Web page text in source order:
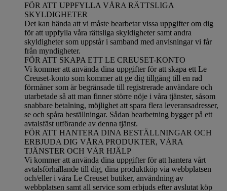
FÖR ATT UPPFYLLA VÅRA RÄTTSLIGA
SKYLDIGHETER
Det kan hända att vi måste bearbetar vissa uppgifter om dig
för att uppfylla våra rättsliga skyldigheter samt andra
skyldigheter som uppstår i samband med anvisningar vi får
från myndigheter.
FÖR ATT SKAPA ETT LE CREUSET-KONTO
Vi kommer att använda dina uppgifter för att skapa ett Le
Creuset-konto som kommer att ge dig tillgång till en rad
förmåner som är begränsade till registrerade användare och
utarbetade så att man finner större nöje i våra tjänster, såsom
snabbare betalning, möjlighet att spara flera leveransadresser,
se och spåra beställningar. Sådan bearbetning bygger på ett
avtalsfäst utförande av denna tjänst.
FÖR ATT HANTERA DINA BESTÄLLNINGAR OCH
ERBJUDA DIG VÅRA PRODUKTER, VÅRA
TJÄNSTER OCH VÅR HJÄLP
Vi kommer att använda dina uppgifter för att hantera vårt
avtalsförhållande till dig, dina produktköp via webbplatsen
och/eller i våra Le Creuset butiker, användning av
webbplatsen samt all service som erbjuds efter avslutat köp